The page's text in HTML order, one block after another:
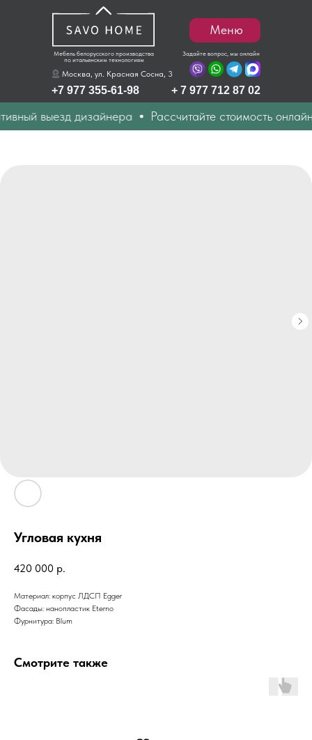
Мебель белорусского производства
по итальянским технологиям
+7 977 355-61-98
Задайте вопрос, мы онлайн
Москва, ул. Красная Сосна, 3
+ 7 977 712 87 02
Меню
выезд дизайнера Рассчитайте стоимость онлайн
Угловая кухня
420 000 р.
Материал: корпус ЛДСП Egger
Фасады: нанопластик Eterno
Фурнитура: Blum
Смотрите также